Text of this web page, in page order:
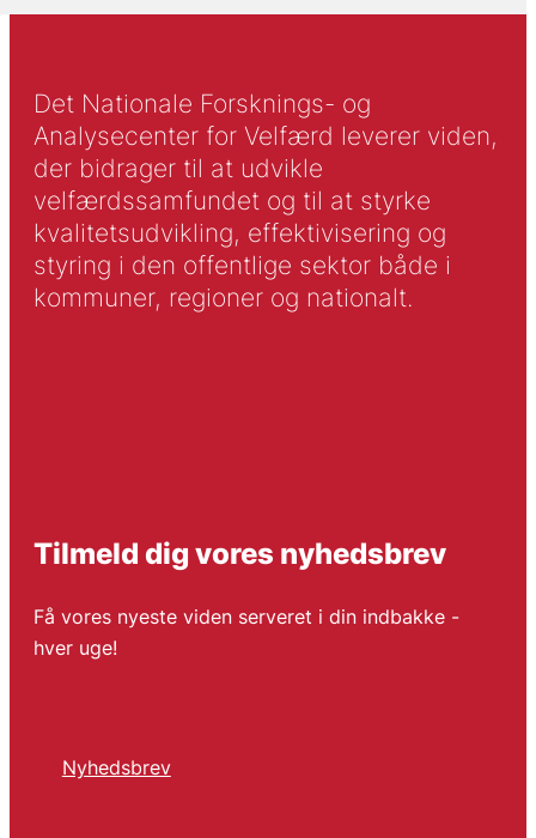
Det Nationale Forsknings- og
Analysecenter for Velfærd leverer viden,
der bidrager til at udvikle
velfærdssamfundet og til at styrke
kvalitetsudvikling, effektivisering og
styring i den offentlige sektor både i
kommuner, regioner og nationalt.
Tilmeld dig vores nyhedsbrev
Få vores nyeste viden serveret i din indbakke -
hver uge!
Nyhedsbrev